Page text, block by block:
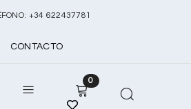
+34 622437781
CONTACTO
0